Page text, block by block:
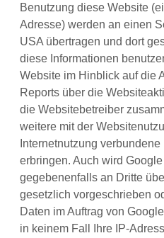
Benutzung diese Website
Adresse) werden an einen
USA übertragen und dort
diese Informationen
Website im Hinblick auf die
Reports über die
die Websitebetreiber
weitere mit der
Internetnutzung
erbringen. Auch wird
gegebenenfalls an Dritte
gesetzlich vorgeschrieben
Daten im Auftrag von
in keinem Fall Ihre IP-